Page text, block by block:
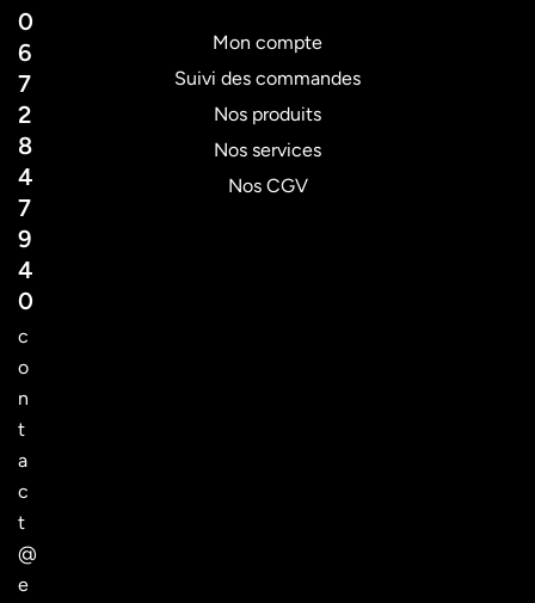
0
6
7
2
8
4
7
9
4
0
c
o
n
t
a
c
t
@
e
Mon compte
Suivi des commandes
Nos produits
Nos services
Nos CGV